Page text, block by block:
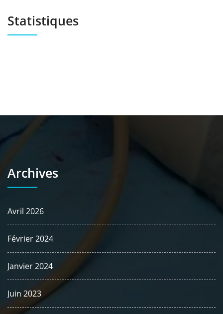
Statistiques
Archives
Avril 2026
Février 2024
Janvier 2024
Juin 2023